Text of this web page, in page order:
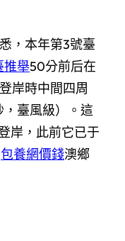
，本年第3號臺
推舉50分前后在
岸時中間四周
，臺風級）。這
岸，此前它已于
包養網價錢澳鄉